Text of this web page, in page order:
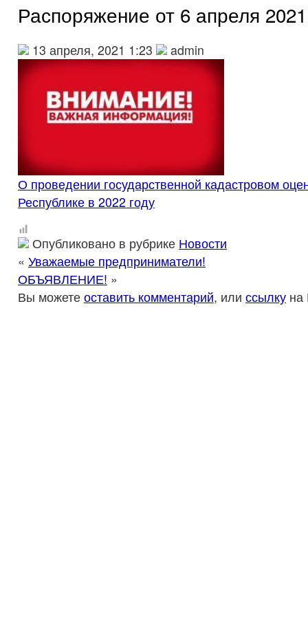
Распоряжение от 6 апреля
13 апреля, 2021 1:23 admin
О проведении государственной кадастровом
Республике в 2022 году
Опубликовано в рубрике Новости
« Уважаемые предприниматели!
ОБЪЯВЛЕНИЕ! »
Вы можете оставить комментарий, или ссылку на